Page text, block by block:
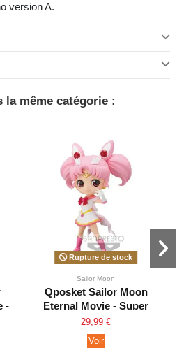
version A.
la même catégorie :
-
Rupture de stock
Sailor Moon
Qposket Sailor Moon
Eternal Movie - Super
Sailor Chibi Moon Ver.A
29,99 €
Voir